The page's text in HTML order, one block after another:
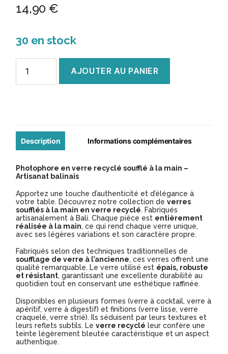
14,90 €
30 en stock
soufflé
Modèle
AJOUTER AU PANIER
Description Informations complémentaires
Photophore en verre recyclé soufflé à la main –
Artisanat balinais
Apportez une touche d’authenticité et d’élégance à
votre table. Découvrez notre collection deverres
soufflés à la main en verre recyclé. Fabriqués
artisanalement à Bali. Chaque pièce est entièrement
réalisée à la main, ce qui rend chaque verre unique,
avec ses légères variations et son caractère propre.
Fabriqués selon des techniques traditionnelles de
soufflage de verre à l’ancienne, ces verres offrent une
qualité remarquable. Le verre utilisé est épais, robuste
et résistant, garantissant une excellente durabilité au
quotidien tout en conservant une esthétique raffinée.
Disponibles en plusieurs formes (verre à cocktail, verre à
apéritif, verre à digestif) et finitions (verre lisse, verre
craquelé, verre strié). Ils séduisent par leurs textures et
leurs reflets subtils. Leverre recyclé leur confère une
teinte légèrement bleutée caractéristique et un aspect
authentique.